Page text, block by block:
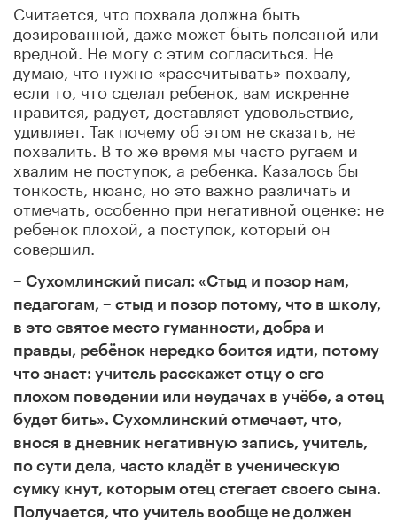
Считается, что похвала должна быть
дозированной, даже может быть полезной или
вредной. Не могу с этим согласиться. Не
думаю, что нужно «рассчитывать» похвалу,
если то, что сделал ребенок, вам искренне
нравится, радует, доставляет удовольствие,
удивляет. Так почему об этом не сказать, не
похвалить. В то же время мы часто ругаем и
хвалим не поступок, а ребенка. Казалось бы
тонкость, нюанс, но это важно различать и
отмечать, особенно при негативной оценке: не
ребенок плохой, а поступок, который он
совершил.
– Сухомлинский писал: «Стыд и позор нам,
педагогам, – стыд и позор потому, что в школу,
в это святое место гуманности, добра и
правды, ребёнок нередко боится идти, потому
что знает: учитель расскажет отцу о его
плохом поведении или неудачах в учёбе, а отец
будет бить». Сухомлинский отмечает, что,
внося в дневник негативную запись, учитель,
по сути дела, часто кладёт в ученическую
сумку кнут, которым отец стегает своего сына.
Получается, что учитель вообще не должен